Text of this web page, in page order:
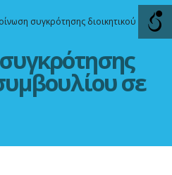
συγκρότησης διοικητικού
σε